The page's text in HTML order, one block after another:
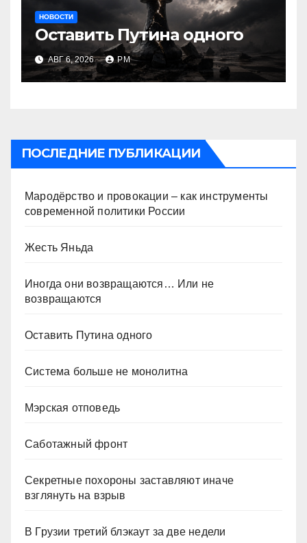
НОВОСТИ
Оставить Путина одного
АВГ 6, 2026 РМ
ПОСЛЕДНИЕ ПУБЛИКАЦИИ
Мародёрство и провокации – как инструменты
современной политики России
Жесть Яньда
Иногда они возвращаются… Или не
возвращаются
Оставить Путина одного
Система больше не монолитна
Мэрская отповедь
Саботажный фронт
Секретные похороны заставляют иначе
взглянуть на взрыв
В Грузии третий блэкаут за две недели